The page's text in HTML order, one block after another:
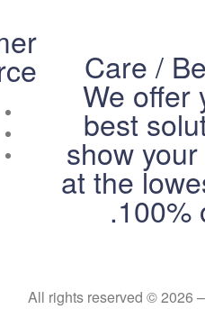
Care /
We offer
best
show
at the
100%
All rights reserved © 2026